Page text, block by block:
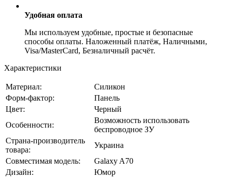
Удобная оплата
Мы используем удобные, простые и безопасные
способы оплаты. Наложенный платёж, Наличными,
Visa/MasterCard, Безналичный расчёт.
Характеристики
Материал:
Силикон
Форм-фактор:
Панель
Цвет:
Черный
Особенности:
Возможность использовать
беспроводное ЗУ
Страна-производитель
товара:
Украина
Совместимая модель:
Galaxy A70
Дизайн:
Юмор